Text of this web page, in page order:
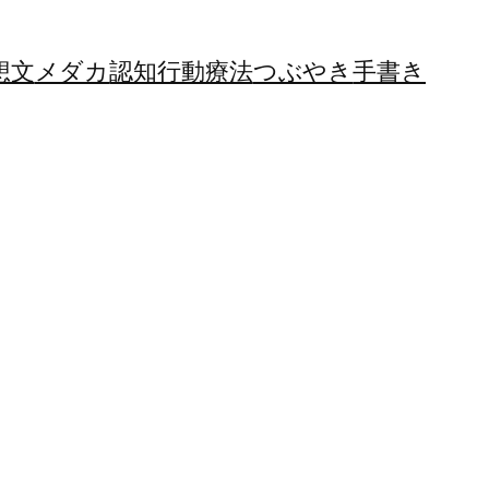
文メダカ認知行動療法つぶやき手書き